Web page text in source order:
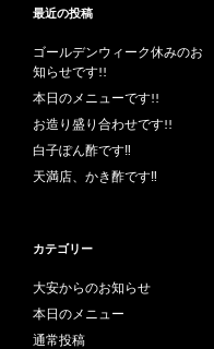
最近の投稿
ゴールデンウィーク休みのお
知らせです!!
本日のメニューです!!
お造り盛り合わせです!!
白子ぽん酢です‼︎
天満店、かき酢です‼︎
カテゴリー
大安からのお知らせ
本日のメニュー
通常投稿